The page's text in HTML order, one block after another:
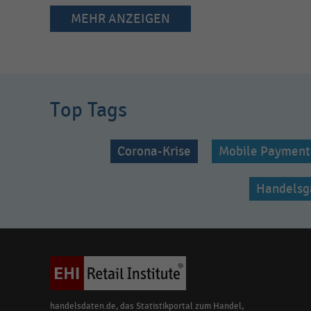
MEHR ANZEIGEN
Top Tags
Corona-Krise Mobile Payment
handelsdaten.de, das Statistikportal zum Handel,